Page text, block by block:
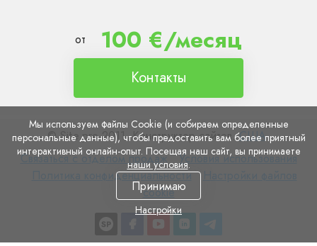
от 100 €/месяц
Контакты
© Site.pro 2011. Конструктор сайтов.США.
Связаться
Связаться с отделом продаж
Условия
использования
Условия использования
конфиденциальности
Политика конфиденциальности
cookie
Мы используем файлы Cookie (и собираем определенные
персональные данные), чтобы предоставить вам более приятный
интерактивный онлайн-опыт. Посещая наш сайт, вы принимаете
наши условия.
Принимаю
Настройки